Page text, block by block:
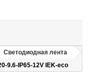
Светодиодная лента
9.6-IP65-12V IEK-eco